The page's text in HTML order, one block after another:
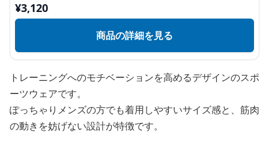
¥3,120
商品の詳細を見る
トレーニングへのモチベーションを高めるデザインのスポ
ーツウェアです。
ぽっちゃりメンズの方でも着用しやすいサイズ感と、筋肉
の動きを妨げない設計が特徴です。